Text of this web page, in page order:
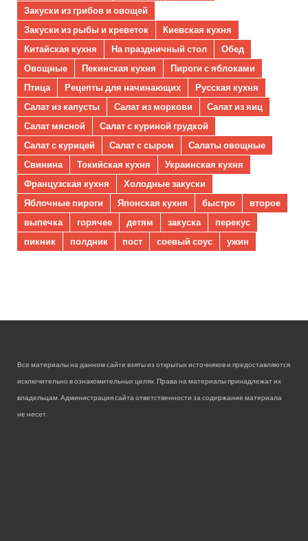
Закуски из грибов и овощей
Закуски из рыбы и креветок
Киевская кухня
Китайская кухня
На праздничный стол
Обед
Овощные
Пекинская кухня
Пироги с яблоками
Птица
Рецепты для начинающих
Русская кухня
Салат из капусты
Салат из моркови
Салат из яиц
Салат мясной
Салат с куриной грудкой
Салат с курицей
Салат с сыром
Салаты овощные
Свинина
Токийская кухня
Украинская кухня
Французская кухня
Холодные закуски
Яблочные пироги
Японская кухня быстро
второе
выпечка
горячее детям закуска
перекус
пикник
полдник пост соевый соус ужин
Все материалы на данном сайте взяты из открытых источников и предоставляются
исключительно в ознакомительных целях. Права на материалы принадлежат их
владельцам. Администрация сайта ответственности за содержание материала
не несет.